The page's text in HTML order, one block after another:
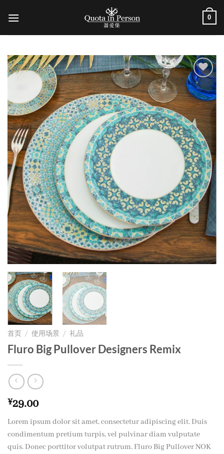
0
加入
心愿
单
首页 / 使用场景 / 礼品
Fluro Big Pullover Designers Remix
¥29.00
Lorem ipsum dolor sit amet, consectetur adipiscing elit. Duis
condimentum pretium turpis, vel pulvinar diam vulputate
quis. Donec porttitor volutpat rutrum. Fluro Big Pullover NOK